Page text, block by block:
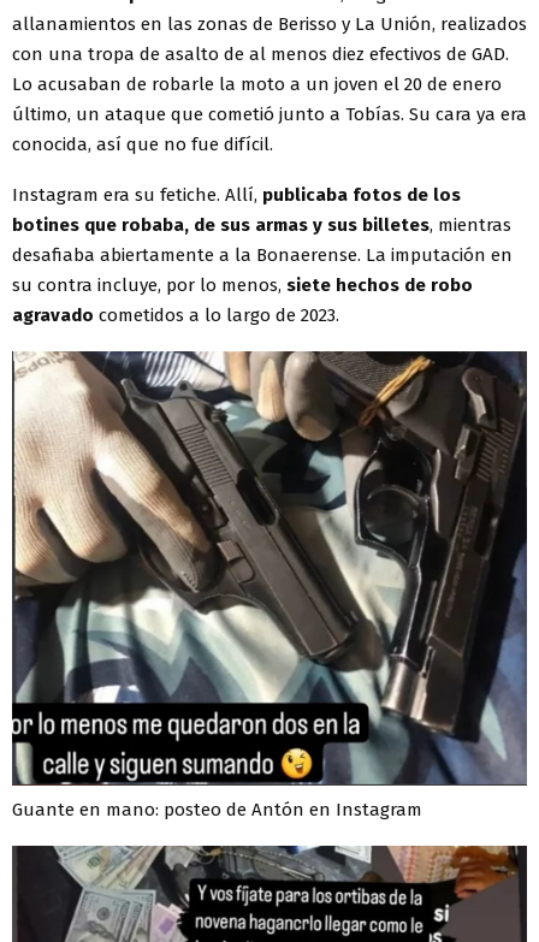
allanamientos en las zonas de Berisso y La Unión, realizados
con una tropa de asalto de al menos diez efectivos de GAD.
Lo acusaban de robarle la moto a un joven el 20 de enero
último, un ataque que cometió junto a Tobías. Su cara ya era
conocida, así que no fue difícil.
Instagram era su fetiche. Allí, publicaba fotos de los
botines que robaba, de sus armas y sus billetes, mientras
desafiaba abiertamente a la Bonaerense. La imputación en
su contra incluye, por lo menos, siete hechos de robo
agravado cometidos a lo largo de 2023.
Guante en mano: posteo de Antón en Instagram